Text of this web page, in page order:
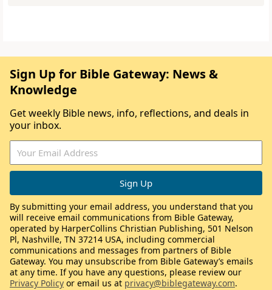
Sign Up for Bible Gateway: News &
Knowledge
Get weekly Bible news, info, reflections, and deals in
your inbox.
By submitting your email address, you understand that you
will receive email communications from Bible Gateway,
operated by HarperCollins Christian Publishing, 501 Nelson
Pl, Nashville, TN 37214 USA, including commercial
communications and messages from partners of Bible
Gateway. You may unsubscribe from Bible Gateway’s emails
at any time. If you have any questions, please review our
Privacy Policy or email us at privacy@biblegateway.com.